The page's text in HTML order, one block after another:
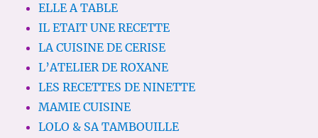
ELLE A TABLE
IL ETAIT UNE RECETTE
LA CUISINE DE CERISE
L’ATELIER DE ROXANE
LES RECETTES DE NINETTE
MAMIE CUISINE
LOLO & SA TAMBOUILLE